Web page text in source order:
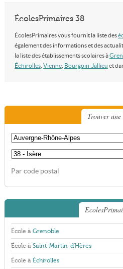
ÉcolesPrimaires 38
ÉcolesPrimaires vous fournit la liste des
également des informations et des
la liste des établissements scolaires à
Échirolles, Vienne, Bourgoin-Jallieu et
Trouver une
Par code postal
École à Grenoble
École à Saint-Martin-d'Hères
École à Échirolles